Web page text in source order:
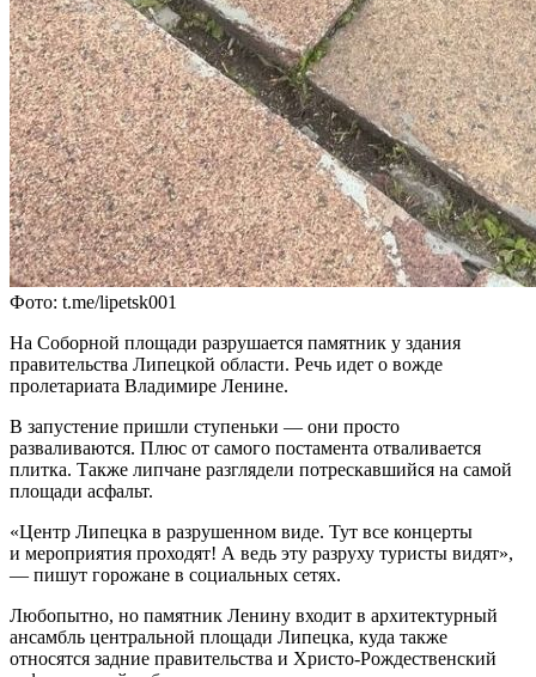
Фото: t.me/lipetsk001
На Соборной площади разрушается памятник у здания
правительства Липецкой области. Речь идет о вожде
пролетариата Владимире Ленине.
В запустение пришли ступеньки — они просто
разваливаются. Плюс от самого постамента отваливается
плитка. Также липчане разглядели потрескавшийся на самой
площади асфальт.
«Центр Липецка в разрушенном виде. Тут все концерты
и мероприятия проходят! А ведь эту разруху туристы видят»,
— пишут горожане в социальных сетях.
Любопытно, но памятник Ленину входит в архитектурный
ансамбль центральной площади Липецка, куда также
относятся задние правительства и Христо-Рождественский